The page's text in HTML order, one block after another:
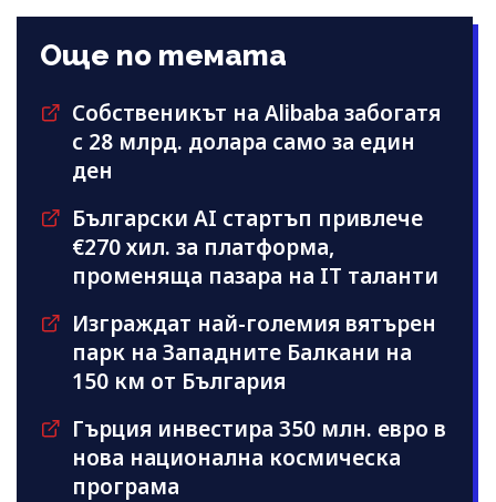
Още по темата
Собственикът на Alibaba забогатя
с 28 млрд. долара само за един
ден
Български AI стартъп привлече
€270 хил. за платформа,
променяща пазара на IT таланти
Изграждат най-големия вятърен
парк на Западните Балкани на
150 км от България
Гърция инвестира 350 млн. евро в
нова национална космическа
програма